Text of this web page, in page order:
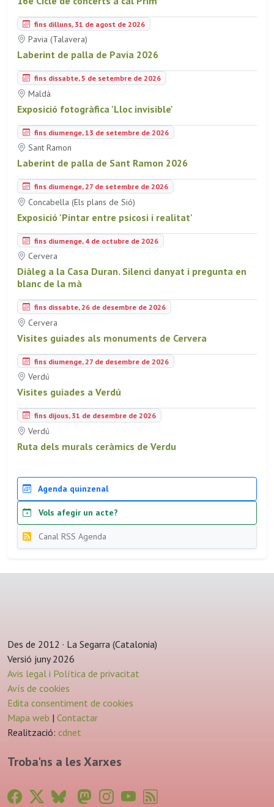
fins dilluns, 31 de agost de 2026
Pavia (Talavera)
Laberint de palla de Pavia 2026
fins dissabte, 5 de setembre de 2026
Maldà
Exposició fotogràfica 'Lloc invisible'
fins diumenge, 13 de setembre de 2026
Sant Ramon
Laberint de palla de Sant Ramon 2026
fins diumenge, 27 de setembre de 2026
Concabella (Els plans de Sió)
Exposició 'Pintar entre psicosi i realitat'
fins diumenge, 4 de octubre de 2026
Cervera
Diàleg a la Casa Duran. Silenci danyat i pregunta en
blanc de la mà
fins dissabte, 26 de desembre de 2026
Cervera
Visites guiades als monuments de Cervera
fins diumenge, 27 de desembre de 2026
Verdú
Visites guiades a Verdú
fins dijous, 31 de desembre de 2026
Verdú
Ruta dels murals ceràmics de Verdu
Agenda quinzenal
Vols afegir un acte?
Canal RSS Agenda
Des de 2012 · La Segarra (Catalonia)
Versió juny 2026
Avis legal i Política de privacitat
Avís de cookies
Edita consentiment de cookies
Mapa web | Contactar
Realització: cdnet
Troba'ns a les Xarxes